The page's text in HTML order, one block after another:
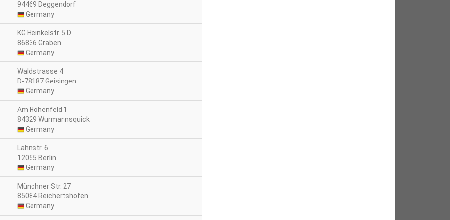
94469 Deggendorf
Germany
KG Heinkelstr. 5 D
86836 Graben
Germany
Waldstrasse 4
D-78187 Geisingen
Germany
Am Höhenfeld 1
84329 Wurmannsquick
Germany
Lahnstr. 6
12055 Berlin
Germany
Münchner Str. 27
85084 Reichertshofen
Germany